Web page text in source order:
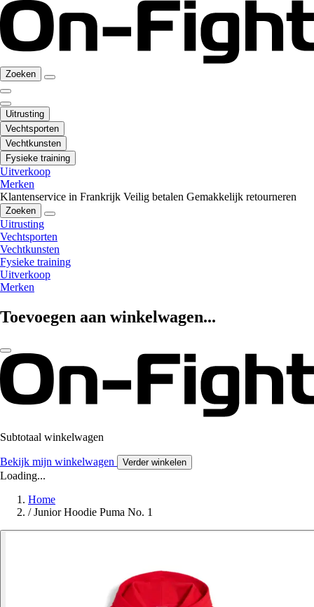
Zoeken
Uitrusting
Vechtsporten
Vechtkunsten
Fysieke training
Uitverkoop
Merken
Klantenservice in Frankrijk Veilig betalen Gemakkelijk retourneren
Zoeken
Uitrusting
Vechtsporten
Vechtkunsten
Fysieke training
Uitverkoop
Merken
Toevoegen aan winkelwagen...
Subtotaal winkelwagen
Bekijk mijn winkelwagen Verder winkelen
Loading...
Home
/ Junior Hoodie Puma No. 1